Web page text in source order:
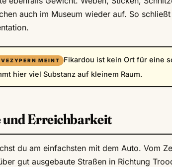
auch im Museum wieder auf. So
Fikardou ist kein Ort für eine
hier viel Substanz auf kleinem Raum.
und Erreichbarkeit
du am einfachsten mit dem Auto. Vom
gut ausgebaute Straßen in Richtung